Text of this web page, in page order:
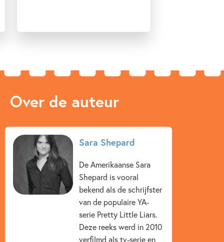
Over de auteur
Sara Shepard
De Amerikaanse Sara
Shepard is vooral
bekend als de schrijfster
van de populaire YA-
serie Pretty Little Liars.
Deze reeks werd in 2010
verfilmd als tv-serie en